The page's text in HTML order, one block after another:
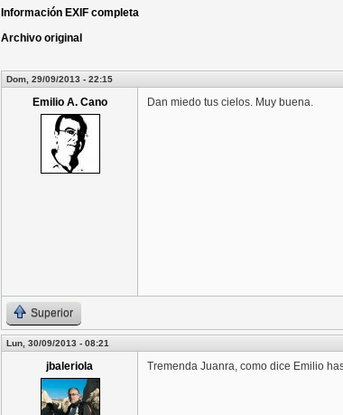
Información EXIF completa
Archivo original
Dom, 29/09/2013 - 22:15
Emilio A. Cano
Dan miedo tus cielos. Muy buena.
Superior
Lun, 30/09/2013 - 08:21
jbaleriola
Tremenda Juanra, como dice Emilio